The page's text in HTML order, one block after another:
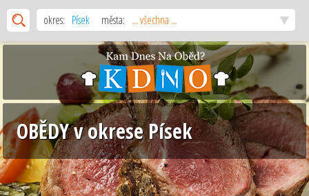
okres: Písek města: ... všechna ...
OBĚDY v okrese Písek